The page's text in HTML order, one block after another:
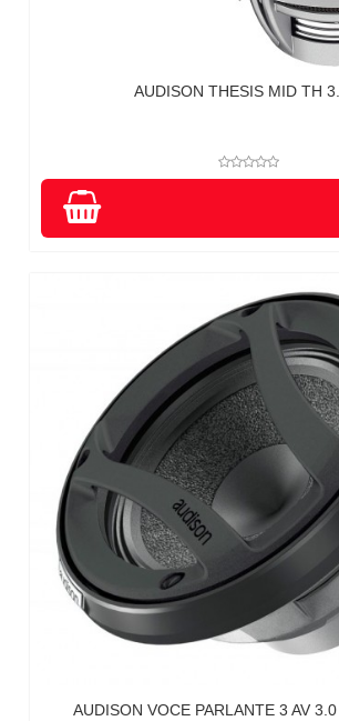
AUDISON THESIS MID TH
AUDISON VOCE PARLANTE 3 AV